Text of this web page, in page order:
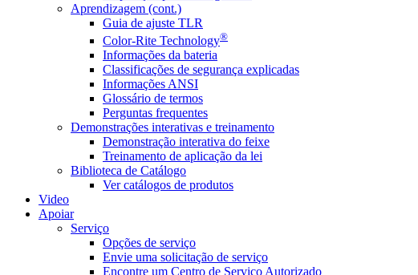
Aprendizagem (cont.)
Guia de ajuste TLR
Color-Rite Technology®
Informações da bateria
Classificações de segurança explicadas
Informações ANSI
Glossário de termos
Perguntas frequentes
Demonstrações interativas e treinamento
Demonstração interativa do feixe
Treinamento de aplicação da lei
Biblioteca de Catálogo
Ver catálogos de produtos
Video
Apoiar
Serviço
Opções de serviço
Envie uma solicitação de serviço
Encontre um Centro de Serviço Autorizado